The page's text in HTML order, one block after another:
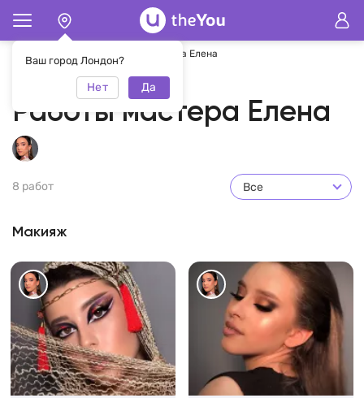
Ваш город Лондон?
Нет Да
Работы мастера Елена
Работы мастера Елена
8 работ Все
Макияж